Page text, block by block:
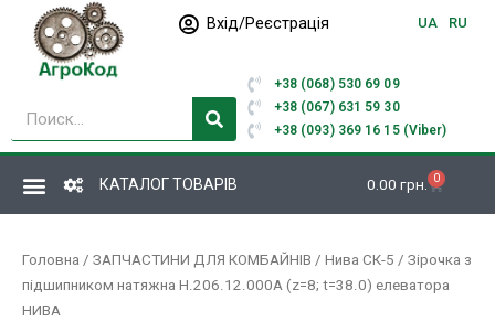
Перейти
вмісту
Вхід/Реєстрація UA RU
Пошук
+38 (068) 530 69 09
+38 (067) 631 59 30
+38 (093) 369 16 15 (Viber)
КАТАЛОГ ТОВАРІВ 0.00 грн. 0
Кошик
Головна / ЗАПЧАСТИНИ ДЛЯ КОМБАЙНІВ / Нива СК-5 / Зірочка з
підшипником натяжна H.206.12.000А (z=8; t=38.0) елеватора
НИВА